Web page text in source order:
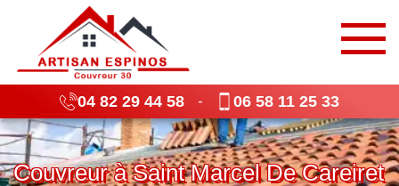
04 82 29 44 58 - 06 58 11 25 33
Couvreur à Saint Marcel De Careiret